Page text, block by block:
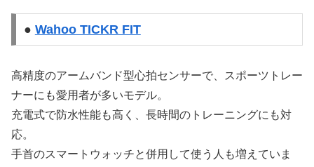
● Wahoo TICKR FIT
高精度のアームバンド型心拍センサーで、スポーツトレー
ナーにも愛用者が多いモデル。
充電式で防水性能も高く、長時間のトレーニングにも対
応。
手首のスマートウォッチと併用して使う人も増えていま